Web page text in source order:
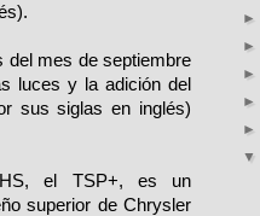
del mes de septiembre
luces y la adición del
sus siglas en inglés)
el TSP+, es un
superior de Chrysler
►
►
►
►
►
▼